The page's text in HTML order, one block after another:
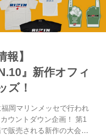
報】
』新作オフィ
ズ！
岡マリンメッセで行われ
ウントダウン企画！ 第1
販売される新作の大会オ